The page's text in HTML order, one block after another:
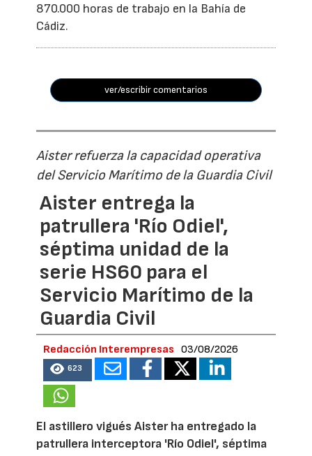
870.000 horas de trabajo en la Bahía de
Cádiz.
ver/escribir comentarios
Aister refuerza la capacidad operativa
del Servicio Marítimo de la Guardia Civil
Aister entrega la
patrullera 'Río Odiel',
séptima unidad de la
serie HS60 para el
Servicio Marítimo de la
Guardia Civil
Redacción Interempresas 03/08/2026
623
El astillero vigués Aister ha entregado la
patrullera interceptora 'Río Odiel', séptima